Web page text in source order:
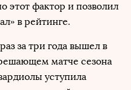
этот фактор и позволил
в рейтинге.
за три года вышел в
матче сезона
уступила